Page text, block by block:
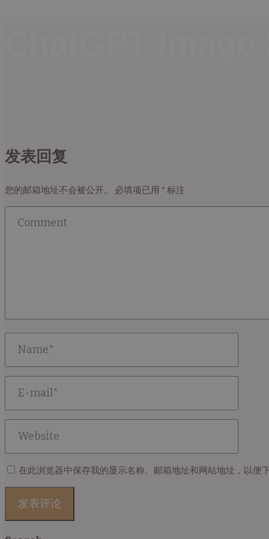
发表回复
您的邮箱地址不会被公开。 必填项已用 * 标注
在此浏览器中保存我的显示名称、邮箱地址和网站地址，以便